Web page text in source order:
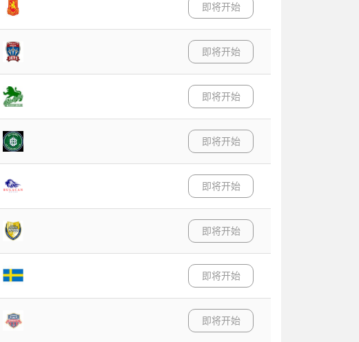
即将开始
即将开始
即将开始
即将开始
即将开始
即将开始
即将开始
即将开始